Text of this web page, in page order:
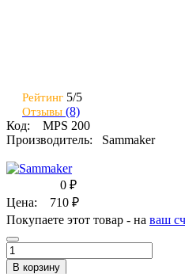
Рейтинг 5/5
Отзывы (8)
Код: MPS 200
Производитель: Sammaker
0 ₽
Цена: 710 ₽
Покупаете этот товар - на ваш
В корзину